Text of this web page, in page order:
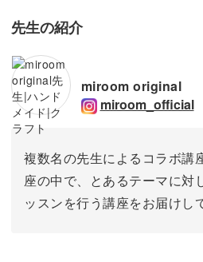
先生の紹介
miroom original
miroom_official
複数名の先生によるコラボ講
座の中で、とあるテーマに対
ッスンを行う講座をお届けし